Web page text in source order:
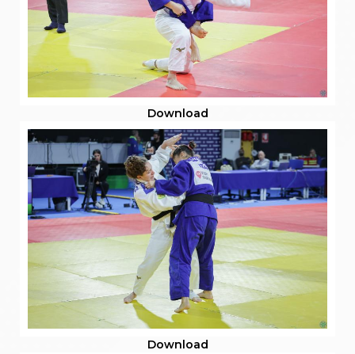
Download
Download